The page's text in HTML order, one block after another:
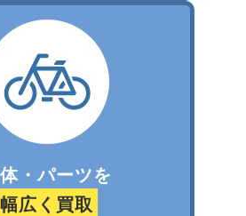
・パーツを
幅広く買取